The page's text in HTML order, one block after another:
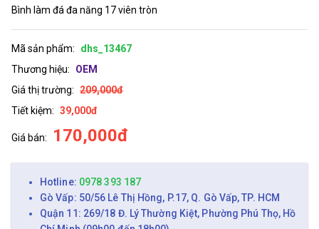
Bình làm đá đa năng 17 viên tròn
Mã sản phẩm:
dhs_13467
Thương hiệu:
OEM
Giá thị trường: 209,000đ
Tiết kiệm: 39,000đ
Giá bán: 170,000đ
Hotline: 0978 393 187
Gò Vấp: 50/56 Lê Thị Hồng, P.17, Q. Gò Vấp, TP. HCM
Quận 11: 269/18 Đ. Lý Thường Kiệt, Phường Phú Thọ, Hồ